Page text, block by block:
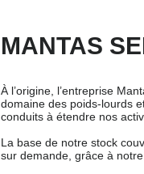
MANTAS
À l’origine, l’entreprise
domaine des poids-lourds
conduits à étendre nos
La base de notre stock
sur demande, grâce à